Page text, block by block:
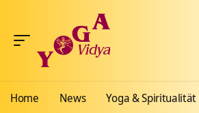
Home News Yoga & Spiritualität